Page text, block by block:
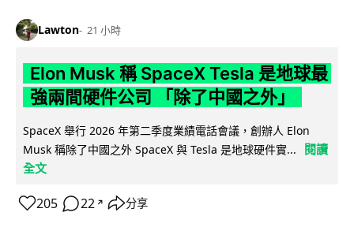
Lawton 21 小時
Elon Musk 稱 SpaceX Tesla 是地球最
強兩間硬件公司 「除了中國之外」
SpaceX 舉行 2026 年第二季度業績電話會議，創辦人 Elon
Musk 稱除了中國之外 SpaceX 與 Tesla 是地球硬件實...
閱讀
全文
205 22 ↗ 分享